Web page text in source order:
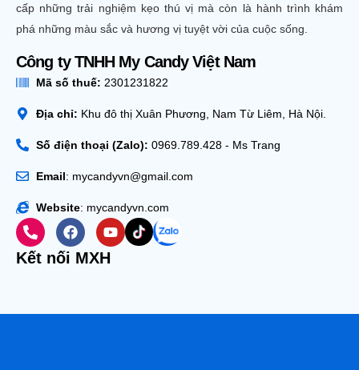
cấp những trải nghiệm kẹo thú vị mà còn là hành trình khám
phá những màu sắc và hương vị tuyệt vời của cuộc sống.
Công ty TNHH My Candy Việt Nam
Mã số thuế: 2301231822
Địa chỉ: Khu đô thị Xuân Phương, Nam Từ Liêm, Hà Nội.
Số điện thoại (Zalo): 0969.789.428 - Ms Trang
Email: mycandyvn@gmail.com
Website: mycandyvn.com
Kết nối MXH